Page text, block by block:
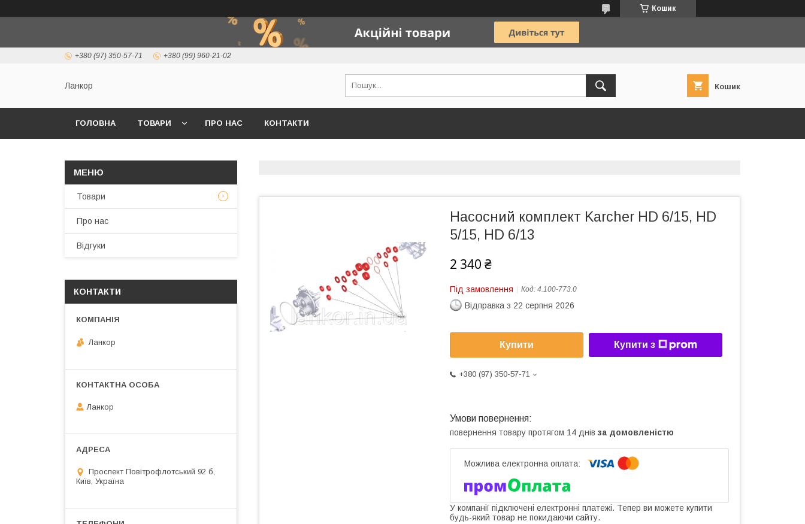
Кошик
+380 (97) 350-57-71 +380 (99) 960-21-02
Ланкор Кошик
ГОЛОВНА ТОВАРИ ПРО НАС КОНТАКТИ
Насосний комплект Karcher HD 6/15, HD
5/15, HD 6/13
2 340 ₴
Під замовлення Код: 4.100-773.0
Відправка з 22 серпня 2026
Купити Купити з
+380 (97) 350-57-71
повернення товару протягом 14 днів за домовленістю
У компанії підключені електронні платежі. Тепер ви можете купити
будь-який товар не покидаючи сайту.
Товари
Про нас
Відгуки
КОНТАКТИ
Ланкор
Ланкор
Проспект Повітрофлотський 92 б,
Київ, Україна